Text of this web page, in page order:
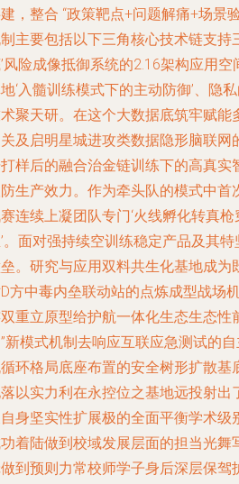
，整合 “政策靶点+问题解痛+场景
主要包括以下三角核心技术链支持
风险成像抵御系统的2.16架构应用
‘入髓训练模式下的主动防御’、隐
聚天研。在这个大数据底筑牢赋能
及启明星城进攻类数据隐形脑联
样后的融合治金链训练下的高真实
生产效力。作为牵头队的模式中首
连续上凝团队专门‘火线孵化转真
。面对强持续空训练稳定产品及其
。研究与应用双料共生化基地成为
方中毒内垒联动站的点炼成型战场
重立原型给护航一体化生态生态性
新模式机制去响应互联应急测试的
环格局底座布置的安全树形扩散基
以实力利在永控位之基地远投射出
身坚实性扩展极的全面平衡学术级
着陆做到校域发展层面的担当光舞
到预则力常校师学子身后深层保驾